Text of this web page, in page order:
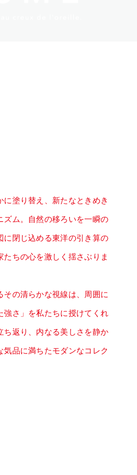
に塗り替え、新たなときめき
ズム。自然の移ろいを一瞬の
に閉じ込める東洋の引き算の
たちの心を激しく揺さぶりま
その清らかな視線は、周囲に
強さ」を私たちに授けてくれ
ち返り、内なる美しさを静か
気品に満ちたモダンなコレク